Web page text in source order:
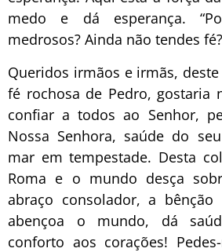
medo e dá esperança.
medrosos? Ainda não tendes
Queridos irmãos e irmãs,
fé rochosa de Pedro, gostaria
confiar a todos ao Senhor,
Nossa Senhora, saúde do
mar em tempestade. Desta
Roma e o mundo desça
abraço consolador, a bênção
abençoa o mundo, dá
conforto aos corações!